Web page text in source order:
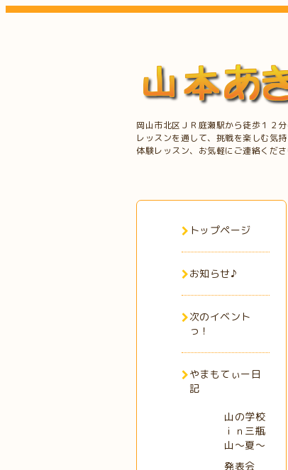
岡山市北区ＪＲ庭瀬駅から徒歩１２
レッスンを通して、挑戦を楽しむ気
体験レッスン、お気軽にご連絡くだ
トップページ
お知らせ♪
次のイベント
っ！
やまもてぃー日
記
山の学校
ｉｎ三瓶
山～夏～
発表会